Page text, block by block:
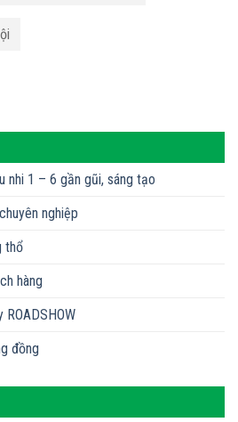
nhi 1 – 6 gần gũi, sáng tạo
nghiệp
thổ
hàng
đồng